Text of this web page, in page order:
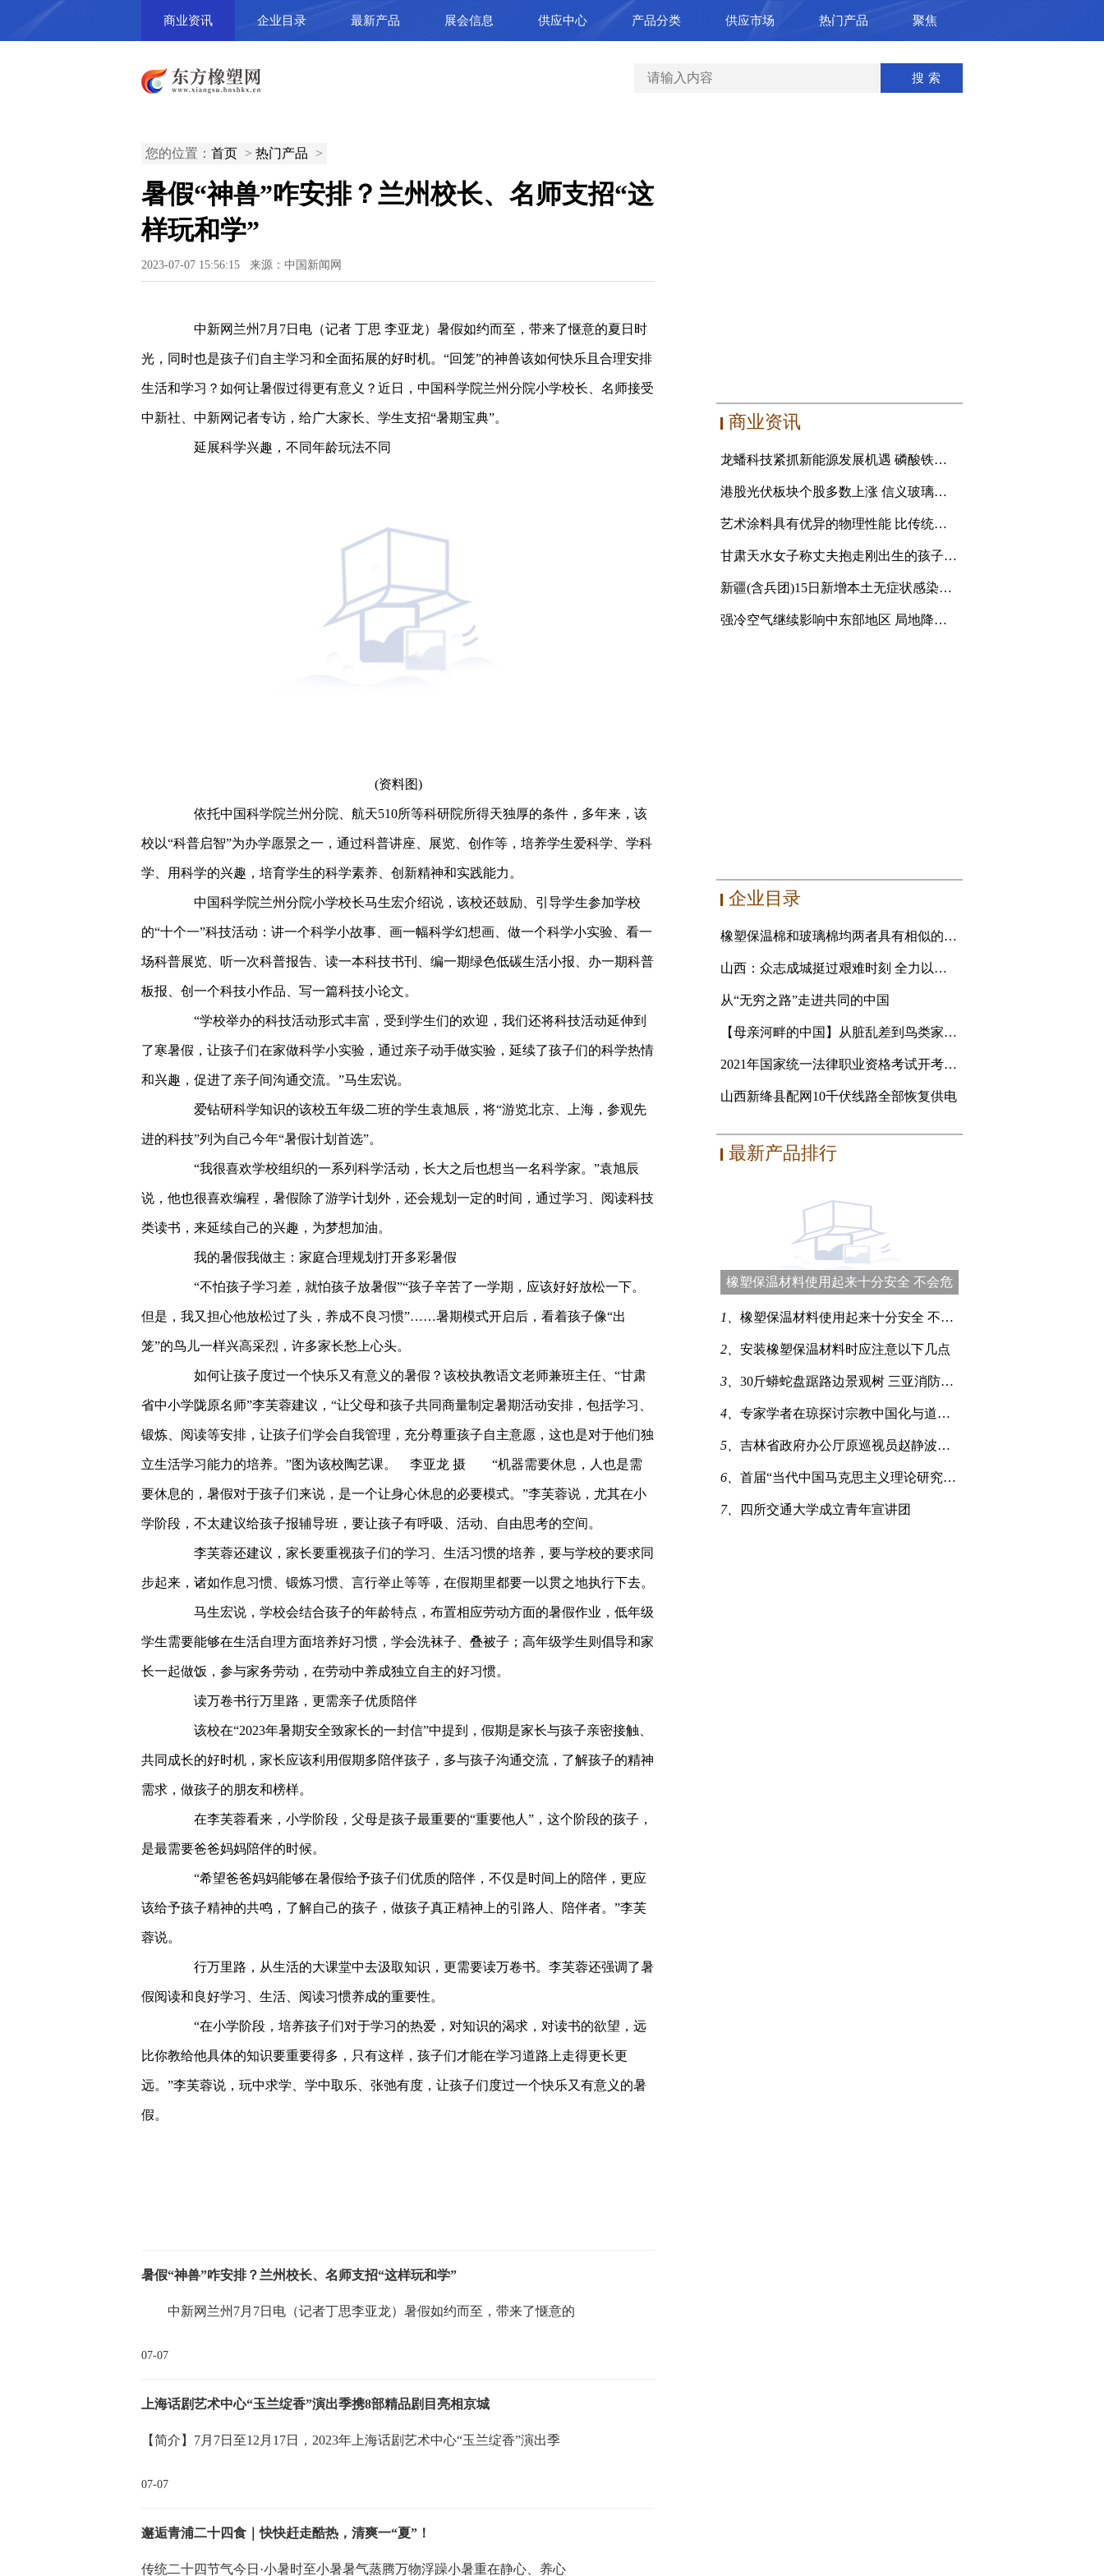
商业资讯 企业目录 最新产品 展会信息 供应中心 产品分类 供应市场 热门产品 聚焦
您的位置： 首页 > 热门产品 >
暑假“神兽”咋安排？兰州校长、名师支招“这
样玩和学”
2023-07-07 15:56:15 来源：中国新闻网
中新网兰州7月7日电（记者 丁思 李亚龙）暑假如约而至，带来了惬意的夏日时
光，同时也是孩子们自主学习和全面拓展的好时机。“回笼”的神兽该如何快乐且合理安排
生活和学习？如何让暑假过得更有意义？近日，中国科学院兰州分院小学校长、名师接受
中新社、中新网记者专访，给广大家长、学生支招“暑期宝典”。
延展科学兴趣，不同年龄玩法不同
(资料图)
依托中国科学院兰州分院、航天510所等科研院所得天独厚的条件，多年来，该
校以“科普启智”为办学愿景之一，通过科普讲座、展览、创作等，培养学生爱科学、学科
学、用科学的兴趣，培育学生的科学素养、创新精神和实践能力。
中国科学院兰州分院小学校长马生宏介绍说，该校还鼓励、引导学生参加学校
的“十个一”科技活动：讲一个科学小故事、画一幅科学幻想画、做一个科学小实验、看一
场科普展览、听一次科普报告、读一本科技书刊、编一期绿色低碳生活小报、办一期科普
板报、创一个科技小作品、写一篇科技小论文。
“学校举办的科技活动形式丰富，受到学生们的欢迎，我们还将科技活动延伸到
了寒暑假，让孩子们在家做科学小实验，通过亲子动手做实验，延续了孩子们的科学热情
和兴趣，促进了亲子间沟通交流。”马生宏说。
爱钻研科学知识的该校五年级二班的学生袁旭辰，将“游览北京、上海，参观先
进的科技”列为自己今年“暑假计划首选”。
“我很喜欢学校组织的一系列科学活动，长大之后也想当一名科学家。”袁旭辰
说，他也很喜欢编程，暑假除了游学计划外，还会规划一定的时间，通过学习、阅读科技
类读书，来延续自己的兴趣，为梦想加油。
我的暑假我做主：家庭合理规划打开多彩暑假
“不怕孩子学习差，就怕孩子放暑假”“孩子辛苦了一学期，应该好好放松一下。
但是，我又担心他放松过了头，养成不良习惯”……暑期模式开启后，看着孩子像“出
笼”的鸟儿一样兴高采烈，许多家长愁上心头。
如何让孩子度过一个快乐又有意义的暑假？该校执教语文老师兼班主任、“甘肃
省中小学陇原名师”李芙蓉建议，“让父母和孩子共同商量制定暑期活动安排，包括学习、
锻炼、阅读等安排，让孩子们学会自我管理，充分尊重孩子自主意愿，这也是对于他们独
立生活学习能力的培养。”图为该校陶艺课。 李亚龙 摄 “机器需要休息，人也是需
要休息的，暑假对于孩子们来说，是一个让身心休息的必要模式。”李芙蓉说，尤其在小
学阶段，不太建议给孩子报辅导班，要让孩子有呼吸、活动、自由思考的空间。
李芙蓉还建议，家长要重视孩子们的学习、生活习惯的培养，要与学校的要求同
步起来，诸如作息习惯、锻炼习惯、言行举止等等，在假期里都要一以贯之地执行下去。
马生宏说，学校会结合孩子的年龄特点，布置相应劳动方面的暑假作业，低年级
学生需要能够在生活自理方面培养好习惯，学会洗袜子、叠被子；高年级学生则倡导和家
长一起做饭，参与家务劳动，在劳动中养成独立自主的好习惯。
读万卷书行万里路，更需亲子优质陪伴
该校在“2023年暑期安全致家长的一封信”中提到，假期是家长与孩子亲密接触、
共同成长的好时机，家长应该利用假期多陪伴孩子，多与孩子沟通交流，了解孩子的精神
需求，做孩子的朋友和榜样。
在李芙蓉看来，小学阶段，父母是孩子最重要的“重要他人”，这个阶段的孩子，
是最需要爸爸妈妈陪伴的时候。
“希望爸爸妈妈能够在暑假给予孩子们优质的陪伴，不仅是时间上的陪伴，更应
该给予孩子精神的共鸣，了解自己的孩子，做孩子真正精神上的引路人、陪伴者。”李芙
蓉说。
行万里路，从生活的大课堂中去汲取知识，更需要读万卷书。李芙蓉还强调了暑
假阅读和良好学习、生活、阅读习惯养成的重要性。
“在小学阶段，培养孩子们对于学习的热爱，对知识的渴求，对读书的欲望，远
比你教给他具体的知识要重要得多，只有这样，孩子们才能在学习道路上走得更长更
远。”李芙蓉说，玩中求学、学中取乐、张弛有度，让孩子们度过一个快乐又有意义的暑
假。
暑假“神兽”咋安排？兰州校长、名师支招“这样玩和学”
中新网兰州7月7日电（记者丁思李亚龙）暑假如约而至，带来了惬意的
07-07
上海话剧艺术中心“玉兰绽香”演出季携8部精品剧目亮相京城
【简介】7月7日至12月17日，2023年上海话剧艺术中心“玉兰绽香”演出季
07-07
邂逅青浦二十四食｜快快赶走酷热，清爽一“夏”！
传统二十四节气今日·小暑时至小暑暑气蒸腾万物浮躁小暑重在静心、养心
商业资讯
龙蟠科技紧抓新能源发展机遇 磷酸铁锂正极材料成新利润增长点
港股光伏板块个股多数上涨 信义玻璃涨5.16%
艺术涂料具有优异的物理性能 比传统的乳胶漆贵
甘肃天水女子称丈夫抱走刚出生的孩子追讨彩礼 妇联：孩
新疆(含兵团)15日新增本土无症状感染者1例
强冷空气继续影响中东部地区 局地降温14℃以上
企业目录
橡塑保温棉和玻璃棉均两者具有相似的性能 要选更适合自己的
山西：众志成城挺过艰难时刻 全力以赴恢复美好家园
从“无穷之路”走进共同的中国
【母亲河畔的中国】从脏乱差到鸟类家园 黄河滩地公园是
2021年国家统一法律职业资格考试开考 青海考生人数创新高
山西新绛县配网10千伏线路全部恢复供电
最新产品排行
橡塑保温材料使用起来十分安全 不会危
1、 橡塑保温材料使用起来十分安全 不会危害健康
2、 安装橡塑保温材料时应注意以下几点
3、 30斤蟒蛇盘踞路边景观树 三亚消防员登高抓捕
4、 专家学者在琼探讨宗教中国化与道教的传承创新
5、 吉林省政府办公厅原巡视员赵静波一审被判刑15年
6、 首届“当代中国马克思主义理论研究高层论坛”举行
7、 四所交通大学成立青年宣讲团